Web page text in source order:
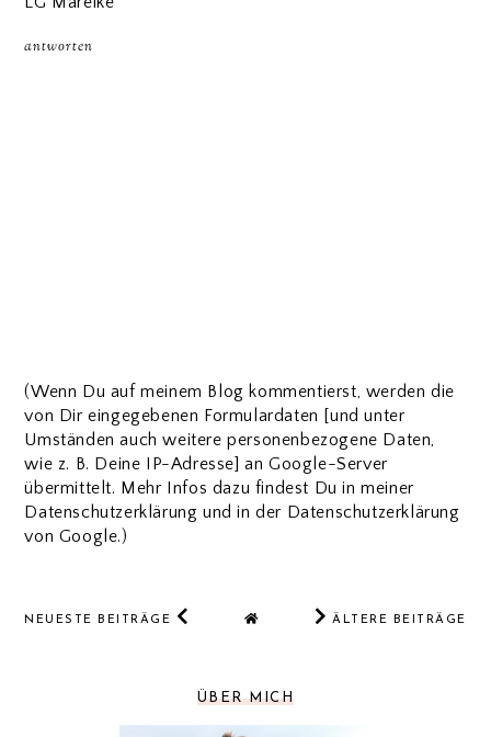
antworten
(Wenn Du auf meinem Blog kommentierst, werden die
von Dir eingegebenen Formulardaten [und unter
Umständen auch weitere personenbezogene Daten,
wie z. B. Deine IP-Adresse] an Google-Server
übermittelt. Mehr Infos dazu findest Du in meiner
Datenschutzerklärung und in der Datenschutzerklärung
von Google.)
NEUESTE BEITRÄGE ÄLTERE BEITRÄGE
ÜBER MICH